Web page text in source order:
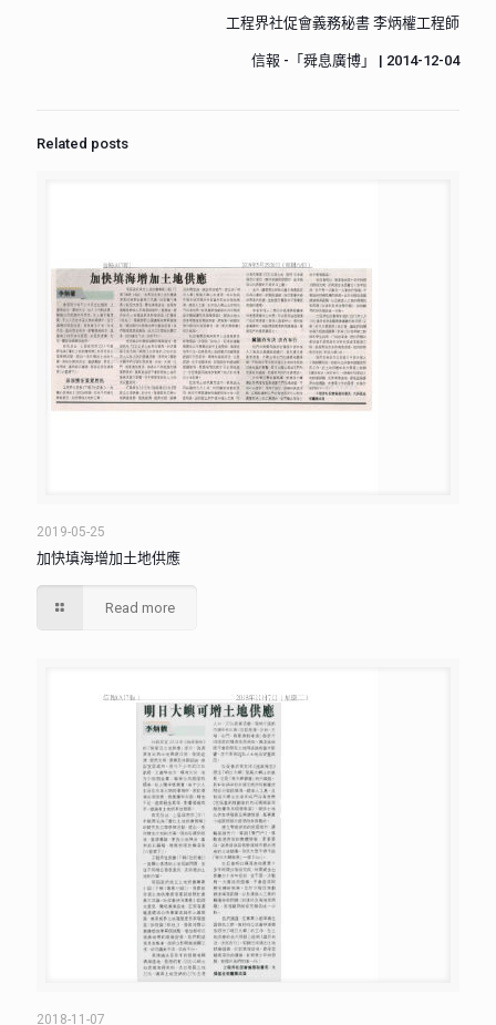
工程界社促會義務秘書 李炳權工程師
信報 -「舜息廣博」 | 2014-12-04
Related posts
2019-05-25
加快填海增加土地供應
Read more
2018-11-07